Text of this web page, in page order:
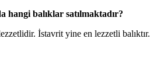
hangi balıklar satılmaktadır?
İstavrit yine en lezzetli balıktır.